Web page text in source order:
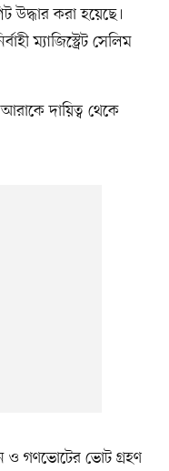
উদ্ধার করা হয়েছে।
ম্যাজিস্ট্রেট সেলিম
দায়িত্ব থেকে
ও গণভোটের ভোট গ্রহণ